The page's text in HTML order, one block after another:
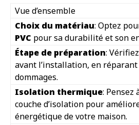
Vue d’ensemble
Choix du matériau: Optez
PVC pour sa durabilité et son
Étape de préparation:
avant l’installation, en
dommages.
Isolation thermique: Pensez
couche d’isolation pour
énergétique de votre maison.